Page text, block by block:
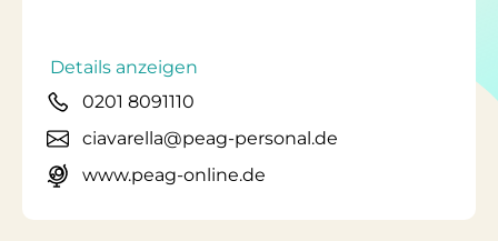
Details anzeigen
0201 8091110
ciavarella@peag-personal.de
www.peag-online.de